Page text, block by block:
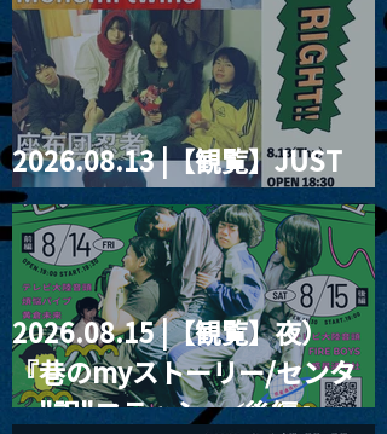
2026.08.13 |【観覧】JUST
RIGHT!! vol.26
2026.08.15 |【観覧】夜）
『巷のmyストーリー/センタ
ー"訳"フラッシュ⚡️後編』